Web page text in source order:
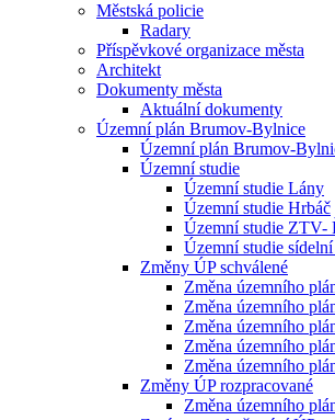
Městská policie
Radary
Příspěvkové organizace města
Architekt
Dokumenty města
Aktuální dokumenty
Územní plán Brumov-Bylnice
Územní plán Brumov-
Územní studie
Územní studie Lány
Územní studie Hrbáč
Územní studie ZTV-
Územní studie sídelní
Změny ÚP schválené
Změna územního
Změna územního
Změna územního
Změna územního
Změna územního
Změny ÚP rozpracované
Změna územního